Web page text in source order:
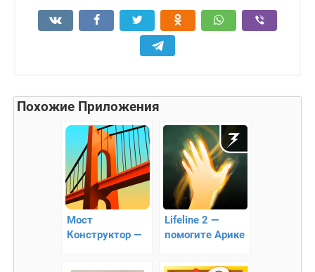
Похожие Приложения
Мост
Конструктор —
Lifeline 2 —
помогите Арике
брата!!